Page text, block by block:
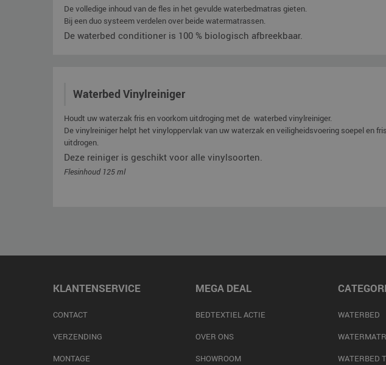
De volledige inhoud van de fles in het gevulde waterbedmatras gieten.
Bij een duo systeem verdelen over beide watermatrassen.
De waterbed conditioner is 100 % biologisch afbreekbaar.
Waterbed Vinylreiniger
Houdt uw waterzak fris en voorkom uitdroging met de waterbed vinylreiniger.
De vinylreiniger helpt het vinyloppervlak van uw waterzak en veiligheidsvoering soepel en
uitdrogen.
Deze reiniger is geschikt voor alle vinylsoorten.
Flesinhoud 125 ml
KLANTENSERVICE
CONTACT
VERZENDING
MONTAGE
MEGA DEAL
BEDTEXTIEL ACTIE
OVER ONS
SHOWROOM
WATERBED
WATERBED